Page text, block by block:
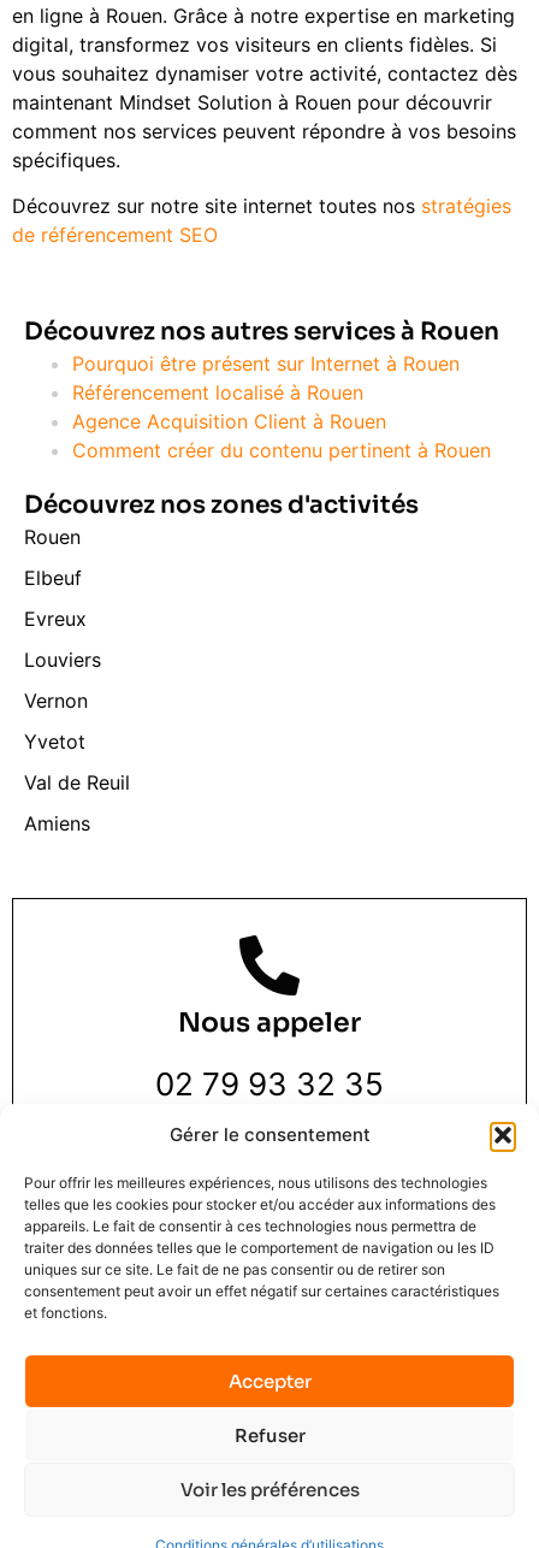
Gérer le consentement
Pour offrir les meilleures expériences, nous utilisons des technologies
telles que les cookies pour stocker et/ou accéder aux informations des
appareils. Le fait de consentir à ces technologies nous permettra de
traiter des données telles que le comportement de navigation ou les ID
uniques sur ce site. Le fait de ne pas consentir ou de retirer son
consentement peut avoir un effet négatif sur certaines caractéristiques
et fonctions.
Accepter
Refuser
Voir les préférences
en ligne à Rouen. Grâce à notre expertise en marketing
digital, transformez vos visiteurs en clients fidèles. Si
vous souhaitez dynamiser votre activité, contactez dès
maintenant Mindset Solution à Rouen pour découvrir
comment nos services peuvent répondre à vos besoins
spécifiques.
Découvrez sur notre site internet toutes nos stratégies
de référencement SEO
Découvrez nos autres services à Rouen
Pourquoi être présent sur Internet à Rouen
Référencement localisé à Rouen
Agence Acquisition Client à Rouen
Comment créer du contenu pertinent à Rouen
Découvrez nos zones d'activités
Rouen
Elbeuf
Evreux
Louviers
Vernon
Yvetot
Val de Reuil
Amiens
Nous appeler
02 79 93 32 35
Nous trouver
3 Rue de la Pie 1 er étage,
76000 Rouen
No data was found
Terms of ServicePrivacy PolicyPlan du site